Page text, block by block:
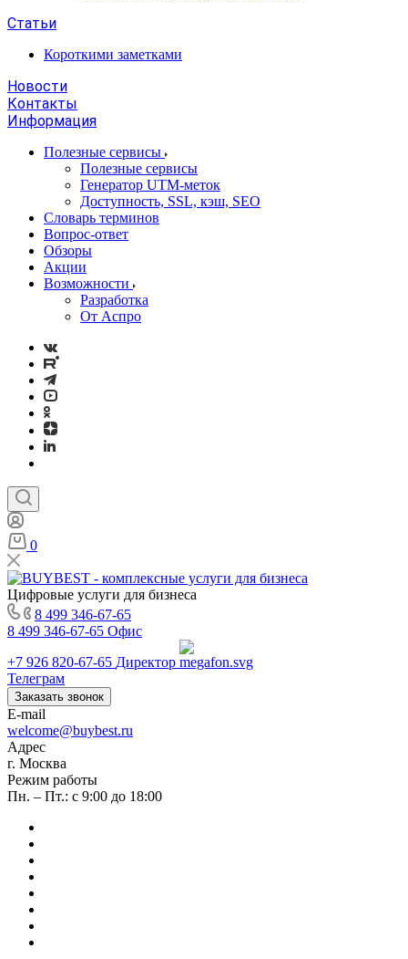
Статьи
Короткими заметками
Новости
Контакты
Информация
Полезные сервисы
Полезные сервисы
Генератор UTM‑меток
Доступность, SSL, кэш, SEO
Словарь терминов
Вопрос-ответ
Обзоры
Акции
Возможности
Разработка
От Аспро
0
Цифровые услуги для бизнеса
8 499 346-67-65
8 499 346-67-65 Офис
+7 926 820-67-65 Директор
Телеграм
Заказать звонок
E-mail
welcome@buybest.ru
Адрес
г. Москва
Режим работы
Пн. – Пт.: с 9:00 до 18:00